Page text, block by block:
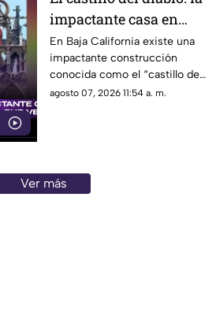
impactante casa en
Baja California que
asusta a sus vecinos
En Baja California existe una
impactante construcción
conocida como el “castillo del
diablo” y aquí te compartimos
agosto 07, 2026 11:54 a. m.
Ver más